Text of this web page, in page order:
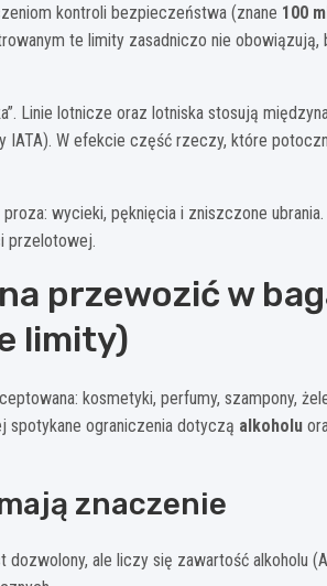
kontroli bezpieczeństwa (znane 100
te limity zasadniczo nie obowiązują,
Linie lotnicze oraz lotniska stosują
W efekcie część rzeczy, które
wycieki, pęknięcia i zniszczone
przelotowej.
przewozić w
limity)
kosmetyki, perfumy, szampony,
spotykane ograniczenia dotyczą alkoholu
znaczenie
ale liczy się zawartość alkoholu